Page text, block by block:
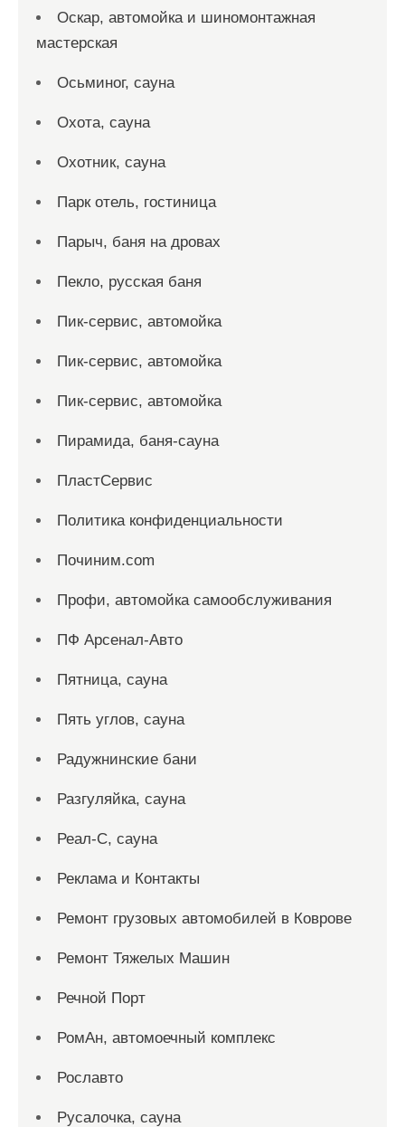
Оскар, автомойка и шиномонтажная
мастерская
Осьминог, сауна
Охота, сауна
Охотник, сауна
Парк отель, гостиница
Парыч, баня на дровах
Пекло, русская баня
Пик-сервис, автомойка
Пик-сервис, автомойка
Пик-сервис, автомойка
Пирамида, баня-сауна
ПластСервис
Политика конфиденциальности
Починим.com
Профи, автомойка самообслуживания
ПФ Арсенал-Авто
Пятница, сауна
Пять углов, сауна
Радужнинские бани
Разгуляйка, сауна
Реал-С, сауна
Реклама и Контакты
Ремонт грузовых автомобилей в Коврове
Ремонт Тяжелых Машин
Речной Порт
РомАн, автомоечный комплекс
Рославто
Русалочка, сауна